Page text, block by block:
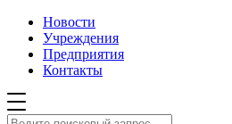
Новости
Учреждения
Предприятия
Контакты